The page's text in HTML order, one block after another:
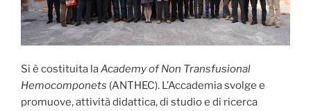
Si è costituita laAcademy of Non Transfusional
Hemocomponets (ANTHEC). L’Accademia svolge e
promuove, attività didattica, di studio e di ricerca